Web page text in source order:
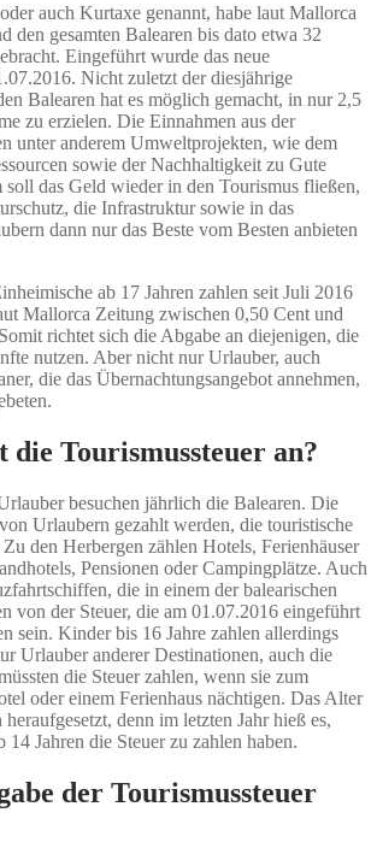
auch Kurtaxe genannt, habe laut Mallorca
den gesamten Balearen bis dato etwa 32
Eingeführt wurde das neue
Nicht zuletzt der diesjährige
Balearen hat es möglich gemacht, in nur 2,5
zu erzielen. Die Einnahmen aus der
unter anderem Umweltprojekten, wie dem
sowie der Nachhaltigkeit zu Gute
das Geld wieder in den Tourismus fließen,
die Infrastruktur sowie in das
dann nur das Beste vom Besten anbieten
ab 17 Jahren zahlen seit Juli 2016
Mallorca Zeitung zwischen 0,50 Cent und
richtet sich die Abgabe an diejenigen, die
nutzen. Aber nicht nur Urlauber, auch
die das Übernachtungsangebot annehmen,
Tourismussteuer an?
besuchen jährlich die Balearen. Die
Urlaubern gezahlt werden, die touristische
den Herbergen zählen Hotels, Ferienhäuser
Pensionen oder Campingplätze. Auch
die in einem der balearischen
von der Steuer, die am 01.07.2016 eingeführt
sein. Kinder bis 16 Jahre zahlen allerdings
Urlauber anderer Destinationen, auch die
die Steuer zahlen, wenn sie zum
oder einem Ferienhaus nächtigen. Das Alter
denn im letzten Jahr hieß es,
14 Jahren die Steuer zu zahlen haben.
der Tourismussteuer